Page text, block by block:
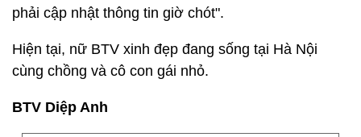
phải cập nhật thông tin giờ chót".
Hiện tại, nữ BTV xinh đẹp đang sống tại Hà Nội
cùng chồng và cô con gái nhỏ.
BTV Diệp Anh